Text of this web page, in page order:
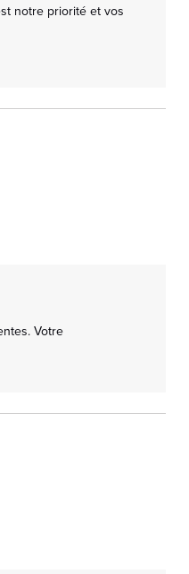
notre priorité et vos
Votre